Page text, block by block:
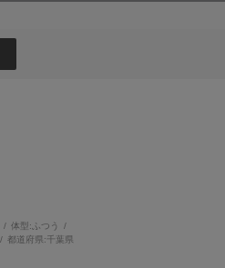
体型: ふつう
都道府県:千葉県